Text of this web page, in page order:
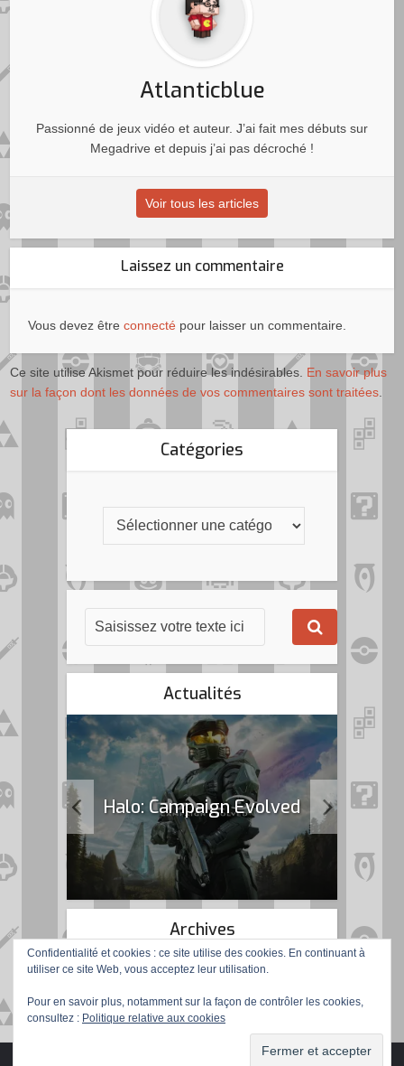
Atlanticblue
Passionné de jeux vidéo et auteur. J’ai fait mes débuts sur
Megadrive et depuis j’ai pas décroché !
Voir tous les articles
Laissez un commentaire
Vous devez êtreconnecté pour laisser un commentaire.
Ce site utilise Akismet pour réduire les indésirables. En savoir plus
sur la façon dont les données de vos commentaires sont traitées
Catégories
Actualités
Halo: Campaign Evolved
Archives
Confidentialité et cookies : ce site utilise des cookies. En continuant à
utiliser ce site Web, vous acceptez leur utilisation.
Pour en savoir plus, notamment sur la façon de contrôler les cookies,
consultez : Politique relative aux cookies